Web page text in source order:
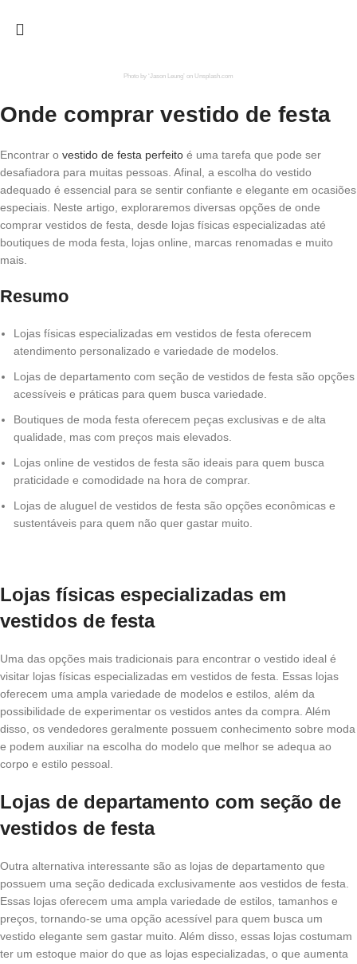
Photo by ‘Jason Leung’ on Unsplash.com
Onde comprar vestido de festa
Encontrar o vestido de festa perfeito é uma tarefa que pode ser
desafiadora para muitas pessoas. Afinal, a escolha do vestido
adequado é essencial para se sentir confiante e elegante em ocasiões
especiais. Neste artigo, exploraremos diversas opções de onde
comprar vestidos de festa, desde lojas físicas especializadas até
boutiques de moda festa, lojas online, marcas renomadas e muito
mais.
Resumo
Lojas físicas especializadas em vestidos de festa oferecem
atendimento personalizado e variedade de modelos.
Lojas de departamento com seção de vestidos de festa são opções
acessíveis e práticas para quem busca variedade.
Boutiques de moda festa oferecem peças exclusivas e de alta
qualidade, mas com preços mais elevados.
Lojas online de vestidos de festa são ideais para quem busca
praticidade e comodidade na hora de comprar.
Lojas de aluguel de vestidos de festa são opções econômicas e
sustentáveis para quem não quer gastar muito.
Lojas físicas especializadas em
vestidos de festa
Uma das opções mais tradicionais para encontrar o vestido ideal é
visitar lojas físicas especializadas em vestidos de festa. Essas lojas
oferecem uma ampla variedade de modelos e estilos, além da
possibilidade de experimentar os vestidos antes da compra. Além
disso, os vendedores geralmente possuem conhecimento sobre moda
e podem auxiliar na escolha do modelo que melhor se adequa ao
corpo e estilo pessoal.
Lojas de departamento com seção de
vestidos de festa
Outra alternativa interessante são as lojas de departamento que
possuem uma seção dedicada exclusivamente aos vestidos de festa.
Essas lojas oferecem uma ampla variedade de estilos, tamanhos e
preços, tornando-se uma opção acessível para quem busca um
vestido elegante sem gastar muito. Além disso, essas lojas costumam
ter um estoque maior do que as lojas especializadas, o que aumenta